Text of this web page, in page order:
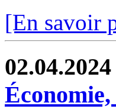
[En savoir
02.04.2024